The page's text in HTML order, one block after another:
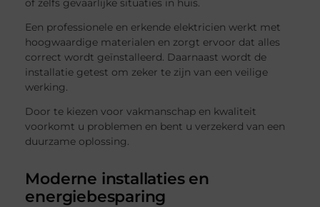
of zelfs gevaarlijke situaties in huis.
Een professionele en erkende elektricien werkt met
hoogwaardige materialen en zorgt ervoor dat alles
correct wordt geïnstalleerd. Daarnaast wordt de
installatie getest om zeker te zijn van een veilige
werking.
Door te kiezen voor vakmanschap en kwaliteit
voorkomt u problemen en bent u verzekerd van een
duurzame oplossing.
Moderne installaties en
energiebesparing